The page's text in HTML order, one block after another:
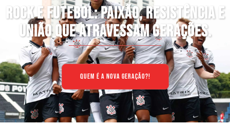
ROCK E FUTEBOL: PAIXÃO, RESISTÊNCIA E
UNIÃO QUE ATRAVESSAM GERAÇÕES.
QUEM É A NOVA GERAÇÃO?!